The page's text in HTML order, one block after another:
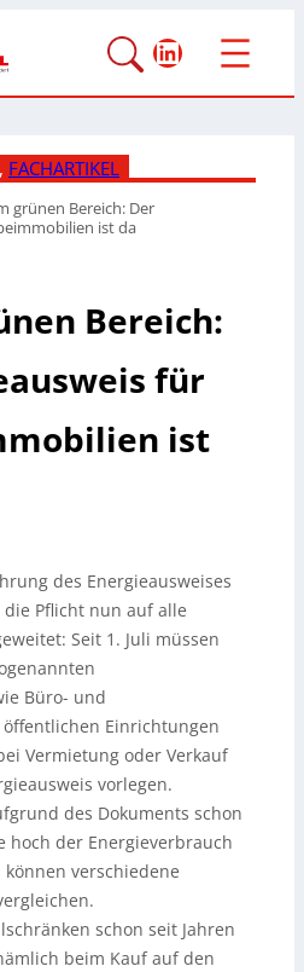
LinkedIn
, FACHARTIKEL
grünen Bereich: Der
ist da
Bereich:
für
ist
des Energieausweises
Pflicht nun auf alle
Seit 1. Juli müssen
Büro- und
Einrichtungen
Vermietung oder Verkauf
vorlegen.
des Dokuments schon
hoch der Energieverbrauch
verschiedene
schon seit Jahren
beim Kauf auf den